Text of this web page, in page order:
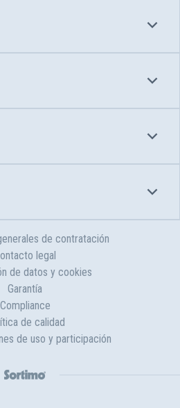
de contratación
legal
de datos y cookies
Garantía
Compliance
de calidad
de uso y participación